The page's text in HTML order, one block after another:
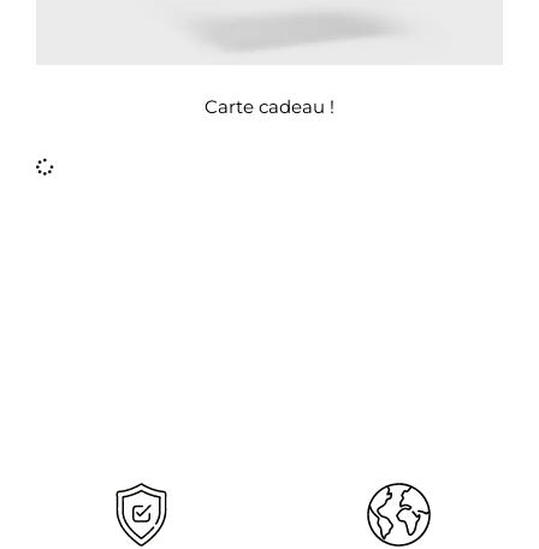
Carte cadeau !